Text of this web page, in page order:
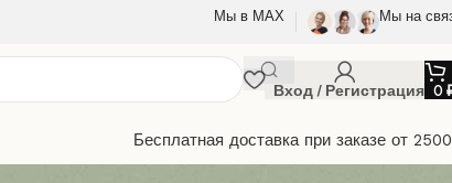
Мы в МАХ Мы на
Вход / Регистрация 0
Бесплатная доставка при заказе от